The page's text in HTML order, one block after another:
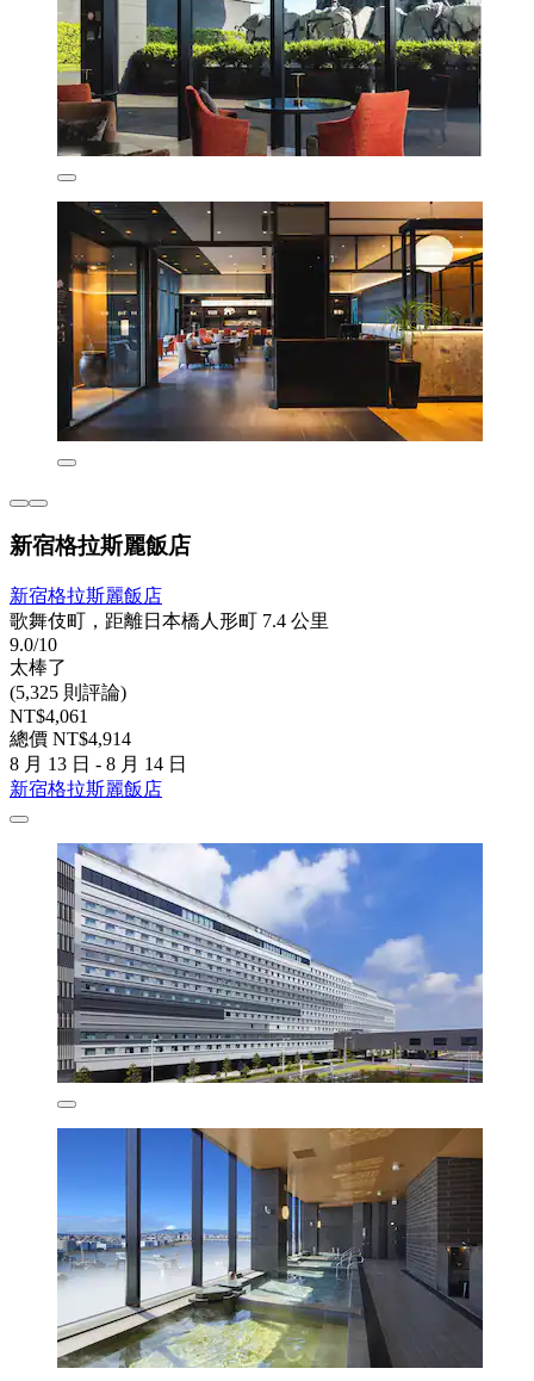
新宿格拉斯麗飯店
新宿格拉斯麗飯店
歌舞伎町，距離日本橋人形町 7.4 公里
9.0/10
太棒了
(5,325 則評論)
NT$4,061
總價 NT$4,914
8 月 13 日 - 8 月 14 日
新宿格拉斯麗飯店